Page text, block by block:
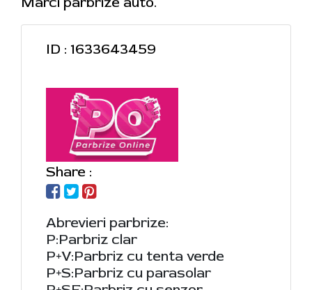
ID : 1633643459
Share :
Abrevieri parbrize:
P:Parbriz clar
P+V:Parbriz cu tenta verde
P+S:Parbriz cu parasolar